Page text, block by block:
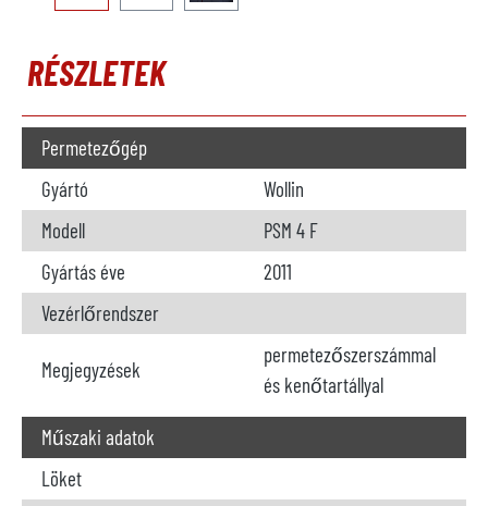
RÉSZLETEK
Permetezőgép
Gyártó
Wollin
Modell
PSM 4 F
Gyártás éve
2011
Vezérlőrendszer
Megjegyzések
permetezőszerszámmal
és kenőtartállyal
Műszaki adatok
Löket